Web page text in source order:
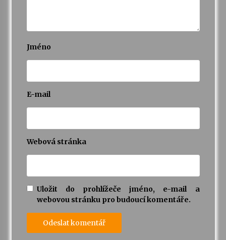
Jméno
E-mail
Webová stránka
Uložit do prohlížeče jméno, e-mail a
webovou stránku pro budoucí komentáře.